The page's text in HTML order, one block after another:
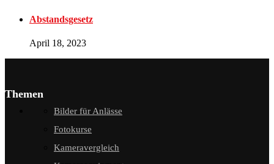
Abstandsgesetz
April 18, 2023
Themen
Bilder für Anlässe
Fotokurse
Kameravergleich